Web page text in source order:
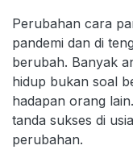
Perubahan cara
pandemi dan di
berubah. Banyak
hidup bukan soal
hadapan orang
tanda sukses di
perubahan.